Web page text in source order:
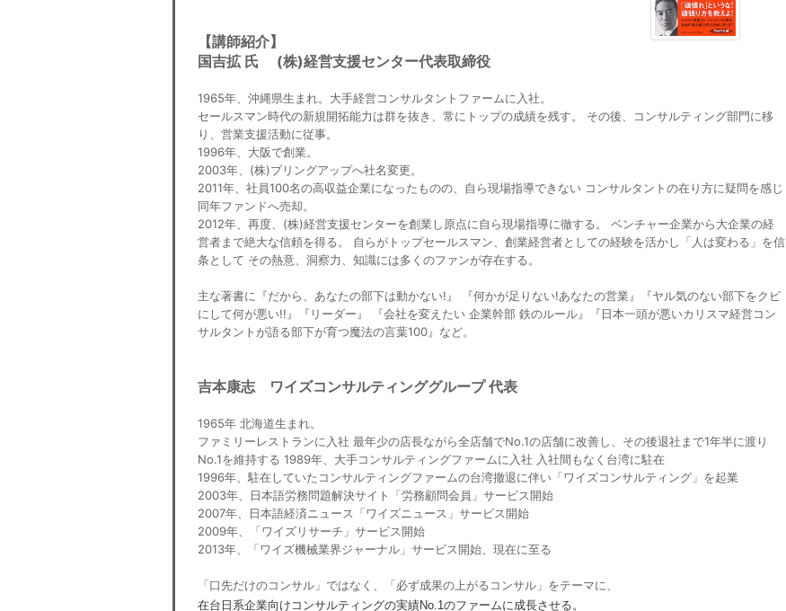
【講師紹介】
国吉拡 氏 (株)経営支援センター代表取締役
1965年、沖縄県生まれ。大手経営コンサルタントファームに入社。
セールスマン時代の新規開拓能力は群を抜き、常にトップの成績を残す。 その後、コンサルティング部門に移
り、営業支援活動に従事。
1996年、大阪で創業。
2003年、(株)ブリングアップへ社名変更。
2011年、社員100名の高収益企業になったものの、自ら現場指導できない コンサルタントの在り方に疑問を感じ
同年ファンドへ売却。
2012年、再度、(株)経営支援センターを創業し原点に自ら現場指導に徹する。 ベンチャー企業から大企業の経
営者まで絶大な信頼を得る。 自らがトップセールスマン、創業経営者としての経験を活かし「人は変わる」を信
条として その熱意、洞察力、知識には多くのファンが存在する。
主な著書に『だから、あなたの部下は動かない!』 『何かが足りない!あなたの営業』『ヤル気のない部下をクビ
にして何が悪い!!』『リーダー』 『会社を変えたい 企業幹部 鉄のルール』『日本一頭が悪いカリスマ経営コン
サルタントが語る部下が育つ魔法の言葉100』など。
吉本康志 ワイズコンサルティンググループ 代表
1965年 北海道生まれ。
ファミリーレストランに入社 最年少の店長ながら全店舗でNo.1の店舗に改善し、その後退社まで1年半に渡り
No.1を維持する 1989年、大手コンサルティングファームに入社 入社間もなく台湾に駐在
1996年、駐在していたコンサルティングファームの台湾撤退に伴い「ワイズコンサルティング」を起業
2003年、日本語労務問題解決サイト「労務顧問会員」サービス開始
2007年、日本語経済ニュース「ワイズニュース」サービス開始
2009年、「ワイズリサーチ」サービス開始
2013年、「ワイズ機械業界ジャーナル」サービス開始、現在に至る
「口先だけのコンサル」ではなく、「必ず成果の上がるコンサル」をテーマに、
在台日系企業向けコンサルティングの実績No.1のファームに成長させる。